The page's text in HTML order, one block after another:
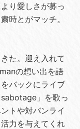
り愛しさが募っ
時とがマッチ。
た。迎え入れて
の想い出を語
バックにライブ
」を歌っ
トや対バンライ
力を与えてくれ